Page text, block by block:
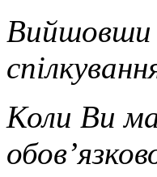
Вийшовши
Коли Ви